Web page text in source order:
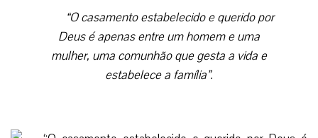
“O casamento estabelecido e querido por
Deus é apenas entre um homem e uma
mulher, uma comunhão que gesta a vida e
estabelece a família”.